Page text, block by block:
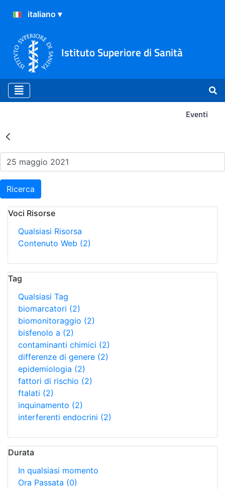
Istituto Superiore di Sanità
Eventi
Risultati della Ricerca -
Ricerca
Voci Risorse
Qualsiasi Risorsa
Contenuto Web (2)
Tag
Qualsiasi Tag
biomarcatori (2)
biomonitoraggio (2)
bisfenolo a (2)
contaminanti chimici (2)
differenze di genere (2)
epidemiologia (2)
fattori di rischio (2)
ftalati (2)
inquinamento (2)
interferenti endocrini (2)
Durata
In qualsiasi momento
Ora Passata (0)